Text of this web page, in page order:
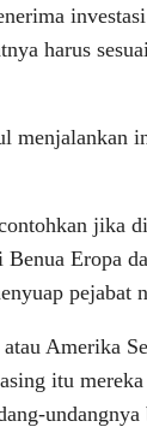
harus
menjalankan
jika
Benua Eropa
pejabat
Amerika
itu